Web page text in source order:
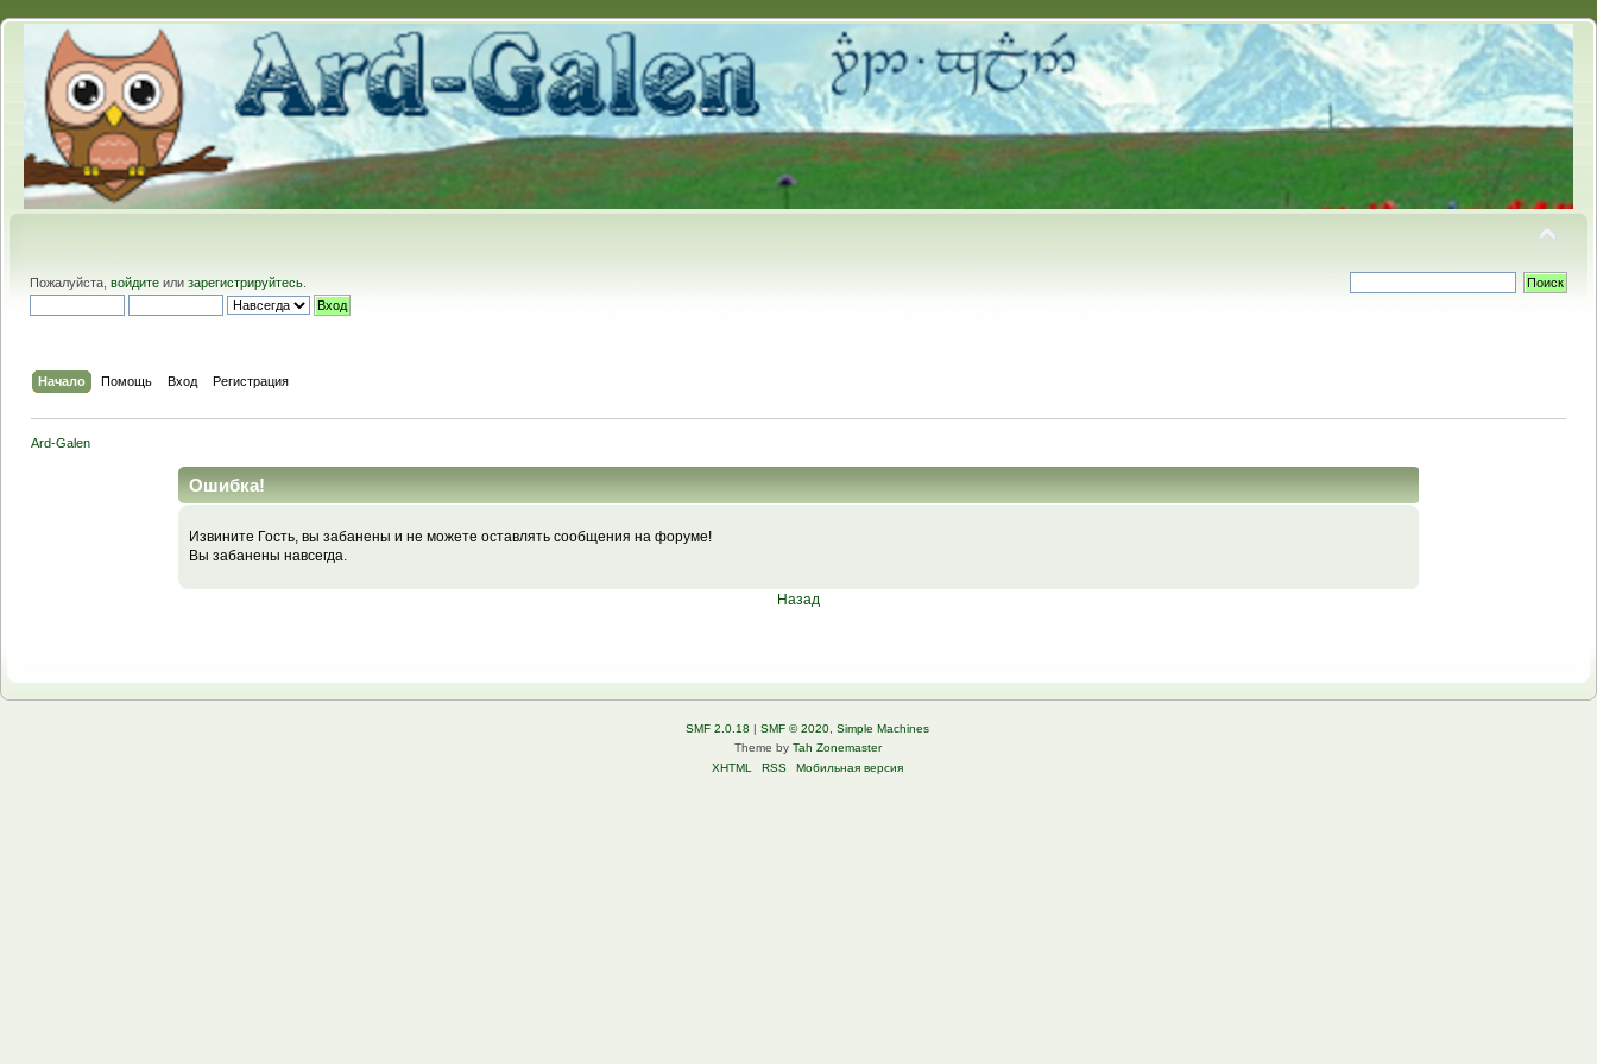
Пожалуйста, войдите или зарегистрируйтесь
Начало Помощь Вход Регистрация
Ard-Galen
Ошибка!
Извините Гость, вы забанены и не можете оставлять сообщения на форуме!
Вы забанены навсегда.
Назад
SMF 2.0.18 | SMF © 2020, Simple Machines
Theme by Tah Zonemaster
XHTML
RSS Мобильная версия